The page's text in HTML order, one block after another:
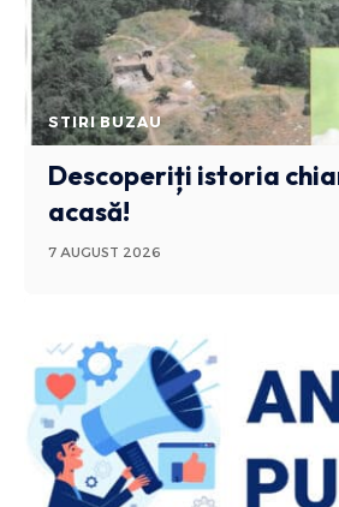
STIRI BUZAU
Descoperiți istoria
acasă!
7 AUGUST 2026